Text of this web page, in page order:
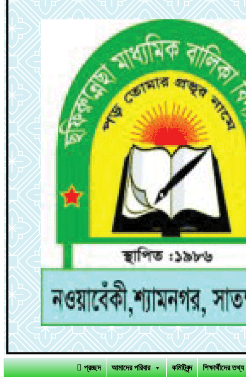
প্রচ্ছদ আমাদের পরিবার কমিটিবৃন্দ শিক্ষার্থীদের তথ্য